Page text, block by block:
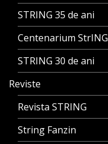
STRING 35 de ani
Centenarium StrING
STRING 30 de ani
Reviste
Revista STRING
String Fanzin